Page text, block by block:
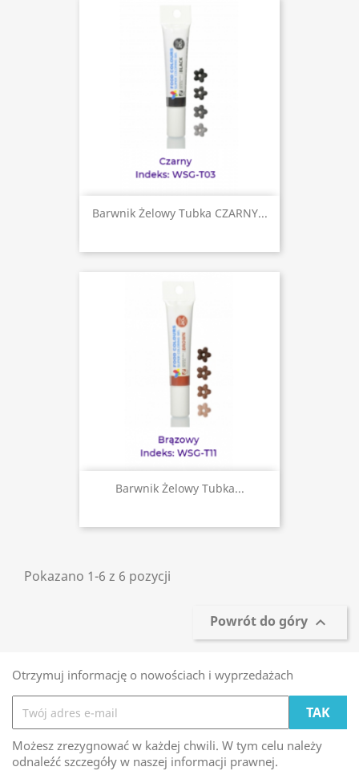
Barwnik Żelowy Tubka CZARNY...
Barwnik Żelowy Tubka...
Pokazano 1-6 z 6 pozycji
Powrót do góry 
Otrzymuj informację o nowościach i wyprzedażach
Możesz zrezygnować w każdej chwili. W tym celu należy
odnaleźć szczegóły w naszej informacji prawnej.